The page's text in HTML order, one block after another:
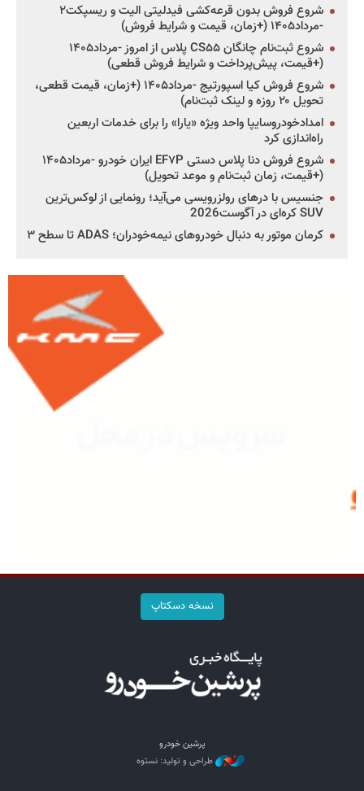
شروع فروش بدون قرعه‌کشی فیدلیتی الیت و ریسپکت۲
-مرداد۱۴۰۵ (+زمان، قیمت و شرایط فروش)
شروع ثبت‌نام چانگان CS۵۵ پلاس از امروز -مرداد۱۴۰۵
(+قیمت، پیش‌پرداخت و شرایط فروش قطعی)
شروع فروش کیا اسپورتیج -مرداد۱۴۰۵ (+زمان، قیمت قطعی،
تحویل ۲۰ روزه و لینک ثبت‌نام)
امدادخودروسایپا واحد ویژه «یارا» را برای خدمات اربعین
راه‌اندازی کرد
شروع فروش دنا پلاس دستی EF۷P ایران خودرو -مرداد۱۴۰۵
(+قیمت، زمان ثبت‌نام و موعد تحویل)
جنسیس با درهای رولزرویسی می‌آید؛ رونمایی از لوکس‌ترین
SUV کره‌ای در آگوست2026
کرمان موتور به دنبال خودروهای نیمه‌خودران؛ ADAS تا سطح ۳
نسخه دسکتاپ
پرشین خودرو
طراحی و تولید: نستوه